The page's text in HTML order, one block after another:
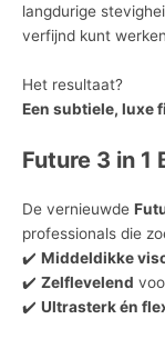
langdurige
verfijnd kunt
Het resultaat?
Een subtiele, luxe
Future 3 in 1
De vernieuwde
professionals die
✔️ Middeldikke
✔️ Zelflevelend
✔️ Ultrasterk én